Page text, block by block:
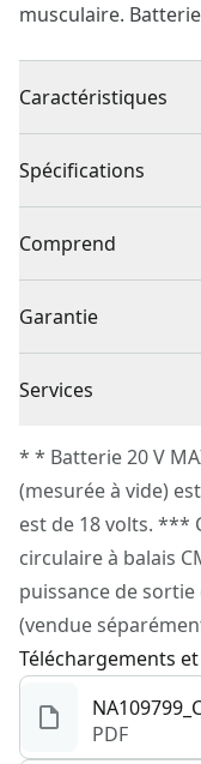
musculaire.
Caractéristiques
Deux réglages de
Gâchette de
accrue
Retrait de lame
rapides et faciles
Lumière à del :
(vendus
rangement mural
Spécifications
Type de produit
Sans fil ou avec fil
Source d’énergie
Outil Seulement
Type de moteur
Voir plus
Comprend
1 x Lame 6 po – 5 à 8
Garantie
Services
veuillez soumettre
Service à la clientèle
* * Batterie 20 V
(mesurée à vide)
est de 18 volts. ***
circulaire à balais
puissance de sortie
(vendue
Téléchargements
PDF